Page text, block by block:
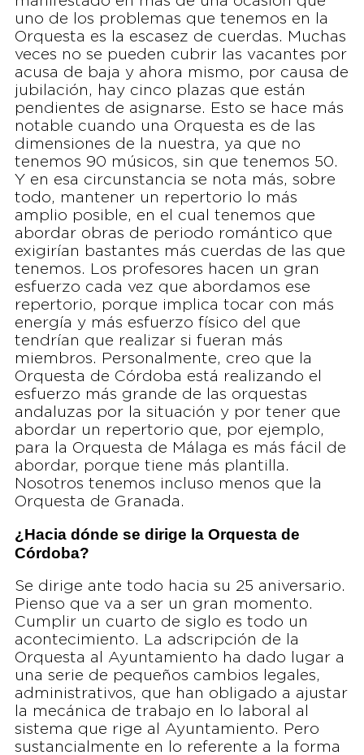
uno de los problemas que tenemos en la
Orquesta es la escasez de cuerdas. Muchas
veces no se pueden cubrir las vacantes por
acusa de baja y ahora mismo, por causa de
jubilación, hay cinco plazas que están
pendientes de asignarse. Esto se hace más
notable cuando una Orquesta es de las
dimensiones de la nuestra, ya que no
tenemos 90 músicos, sin que tenemos 50.
Y en esa circunstancia se nota más, sobre
todo, mantener un repertorio lo más
amplio posible, en el cual tenemos que
abordar obras de periodo romántico que
exigirían bastantes más cuerdas de las que
tenemos. Los profesores hacen un gran
esfuerzo cada vez que abordamos ese
repertorio, porque implica tocar con más
energía y más esfuerzo físico del que
tendrían que realizar si fueran más
miembros. Personalmente, creo que la
Orquesta de Córdoba está realizando el
esfuerzo más grande de las orquestas
andaluzas por la situación y por tener que
abordar un repertorio que, por ejemplo,
para la Orquesta de Málaga es más fácil de
abordar, porque tiene más plantilla.
Nosotros tenemos incluso menos que la
Orquesta de Granada.
¿Hacia dónde se dirige la Orquesta de
Córdoba?
Se dirige ante todo hacia su 25 aniversario.
Pienso que va a ser un gran momento.
Cumplir un cuarto de siglo es todo un
acontecimiento. La adscripción de la
Orquesta al Ayuntamiento ha dado lugar a
una serie de pequeños cambios legales,
administrativos, que han obligado a ajustar
la mecánica de trabajo en lo laboral al
sistema que rige al Ayuntamiento. Pero
sustancialmente en lo referente a la forma